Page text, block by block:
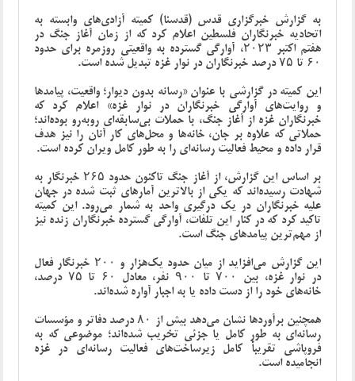
به گزارش خبرگزاری قدس (قدسنا) کمیته آزادی‌های وابسته به
اتحادیه خبرنگاران فلسطین اعلام کرد که از زمان آغاز جنگ در
هفتم اکتبر ۲۰۲۳، آوارگی گسترده به واقعیتی روزمره برای حدود
۶۰ تا ۷۵ درصد خبرنگاران در نوار غزه تبدیل شده است.
این کمیته در گزارشی با عنوان «رسانه بدون دیوار؛ واقعیت، پیامدها
و روایت‌های آوارگی خبرنگاران در نوار غزه» اعلام کرد که
خبرنگاران غزه از آغاز جنگ، با حملات بی‌سابقه‌ای روبه‌رو بوده‌اند؛
حملاتی که علاوه بر جان، خانه‌ها و محل‌های کار آنان را نیز هدف
قرار داده و محیط فعالیت رسانه‌ای را به‌ طور کامل ویران کرده است.
بر اساس این گزارش، از آغاز جنگ تاکنون حدود ۲۶۵ خبرنگار به
شهادت رسیده‌اند که یکی از بالاترین آمارهای ثبت‌ شده در جهان
علیه خبرنگاران در یک درگیری واحد به شمار می‌رود. این کمیته
تاکید کرد که در کنار این تلفات، آوارگی گسترده خبرنگاران زنده نیز
از مهم‌ترین پیامدهای جنگ است.
این گزارش می‌افزاید از میان حدود یک‌هزار و ۲۰۰ خبرنگار فعال
در نوار غزه، بین ۷۰۰ تا ۹۰۰ نفر، معادل ۶۰ تا ۷۵ درصد،
خانه‌های خود را از دست داده یا به اجبار آواره شده‌اند.
همچنین برآوردها نشان می‌دهد بیش از ۸۰ درصد دفاتر و مؤسسات
رسانه‌ای به‌ طور کامل یا جزئی تخریب شده‌اند؛ موضوعی که به
فروپاشی تقریباً کامل زیرساخت‌های فعالیت رسانه‌ای در غزه
انجامیده است.